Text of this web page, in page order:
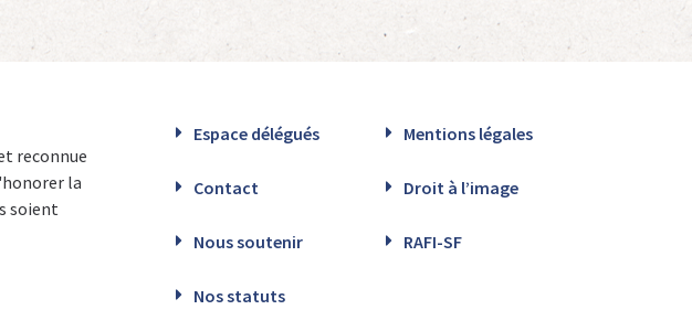
reconnue
la
soient
Espace délégués Mentions légales
Contact Droit à l’image
Nous soutenir RAFI-SF
Nos statuts